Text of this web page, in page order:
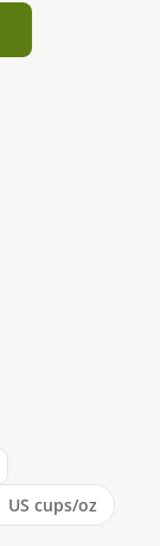
US cups/oz